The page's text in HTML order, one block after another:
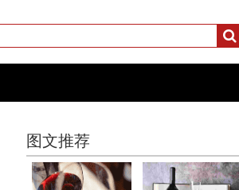
图文推荐